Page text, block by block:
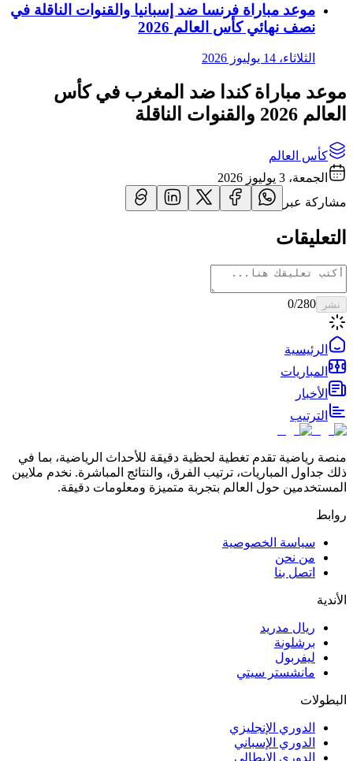
موعد مباراة فرنسا ضد إسبانيا والقنوات الناقلة في
نصف نهائي كأس العالم 2026
الثلاثاء، 14 يوليوز 2026
موعد مباراة كندا ضد المغرب في كأس
العالم 2026 والقنوات الناقلة
كأس العالم
الجمعة، 3 يوليوز 2026
مشاركة عبر
التعليقات
نشر 0/280
الرئيسية
المباريات
الأخبار
الترتيب
منصة رياضية تقدم تغطية لحظية دقيقة للأحداث الرياضية، بما في
ذلك جداول المباريات، ترتيب الفرق، والنتائج المباشرة. نخدم ملايين
المستخدمين حول العالم بتجربة متميزة ومعلومات دقيقة.
روابط
سياسة الخصوصية
من نحن
اتصل بنا
الأندية
ريال مدريد
برشلونة
ليفربول
مانشستر سيتي
البطولات
الدوري الإنجليزي
الدوري الإسباني
الدوري الإيطالي